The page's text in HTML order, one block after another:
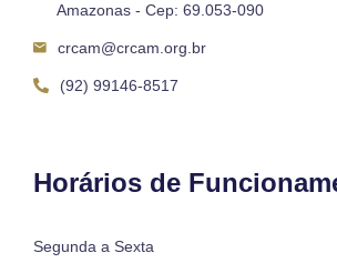
Amazonas - Cep: 69.053-090
crcam@crcam.org.br
(92) 99146-8517
Horários de
Segunda a Sexta